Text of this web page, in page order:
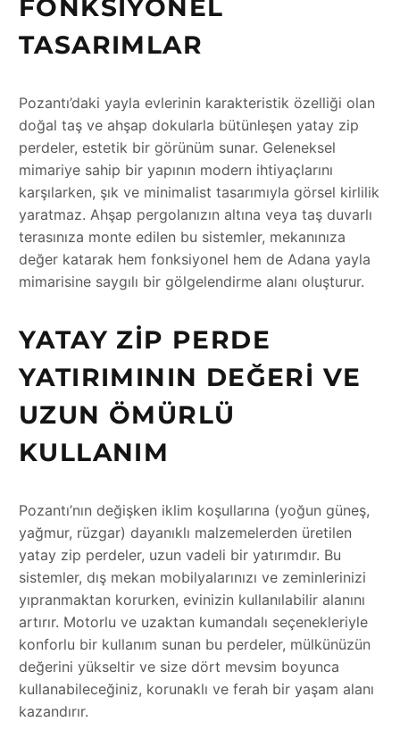
FONKSIYONEL
TASARIMLAR
Pozantı’daki yayla evlerinin karakteristik özelliği olan
doğal taş ve ahşap dokularla bütünleşen yatay zip
perdeler, estetik bir görünüm sunar. Geleneksel
mimariye sahip bir yapının modern ihtiyaçlarını
karşılarken, şık ve minimalist tasarımıyla görsel kirlilik
yaratmaz. Ahşap pergolanızın altına veya taş duvarlı
terasınıza monte edilen bu sistemler, mekanınıza
değer katarak hem fonksiyonel hem de Adana yayla
mimarisine saygılı bir gölgelendirme alanı oluşturur.
YATAY ZIP PERDE
YATIRIMININ DEĞERI VE
UZUN ÖMÜRLÜ
KULLANIM
Pozantı’nın değişken iklim koşullarına (yoğun güneş,
yağmur, rüzgar) dayanıklı malzemelerden üretilen
yatay zip perdeler, uzun vadeli bir yatırımdır. Bu
sistemler, dış mekan mobilyalarınızı ve zeminlerinizi
yıpranmaktan korurken, evinizin kullanılabilir alanını
artırır. Motorlu ve uzaktan kumandalı seçenekleriyle
konforlu bir kullanım sunan bu perdeler, mülkünüzün
değerini yükseltir ve size dört mevsim boyunca
kullanabileceğiniz, korunaklı ve ferah bir yaşam alanı
kazandırır.